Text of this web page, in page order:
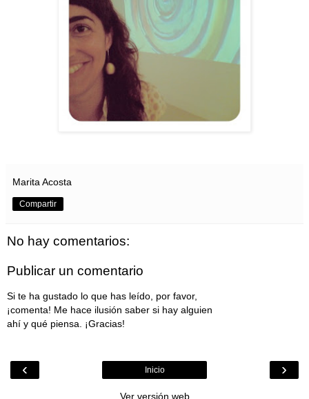
Marita Acosta
Compartir
No hay comentarios:
Publicar un comentario
Si te ha gustado lo que has leído, por favor,
¡comenta! Me hace ilusión saber si hay alguien
ahí y qué piensa. ¡Gracias!
‹ ›
Inicio
Ver versión web